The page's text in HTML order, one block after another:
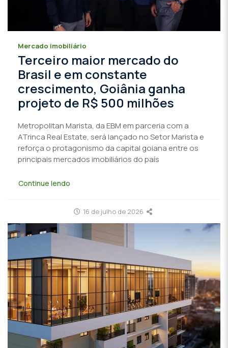
Mercado imobiliário
Terceiro maior mercado do
Brasil e em constante
crescimento, Goiânia ganha
projeto de R$ 500 milhões
Metropolitan Marista, da EBM em parceria com a
ATrinca Real Estate, será lançado no Setor Marista e
reforça o protagonismo da capital goiana entre os
principais mercados imobiliários do país
Continue lendo
16 de julho de 2026